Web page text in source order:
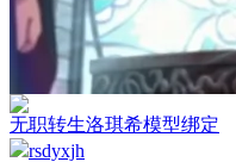
无职转生洛琪希模型绑定
rsdyxjh